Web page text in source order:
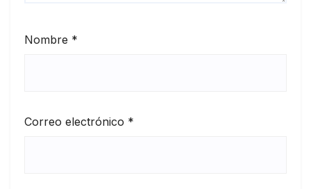
Nombre *
Correo electrónico *